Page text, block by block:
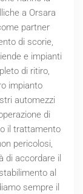
a Orsara
partner
di scorie,
e impianti
di ritiro,
impianto
automezzi
di
il trattamento
pericolosi,
di accordare il
al
sempre il